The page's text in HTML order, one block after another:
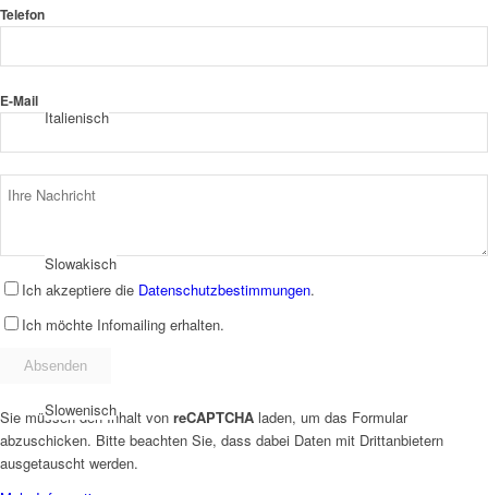
Italienisch
Slowakisch
Slowenisch
Telefon
E-Mail
Ich akzeptiere die Datenschutzbestimmungen.
Ich möchte Infomailing erhalten.
Sie müssen den Inhalt von reCAPTCHA laden, um das Formular
abzuschicken. Bitte beachten Sie, dass dabei Daten mit Drittanbietern
ausgetauscht werden.